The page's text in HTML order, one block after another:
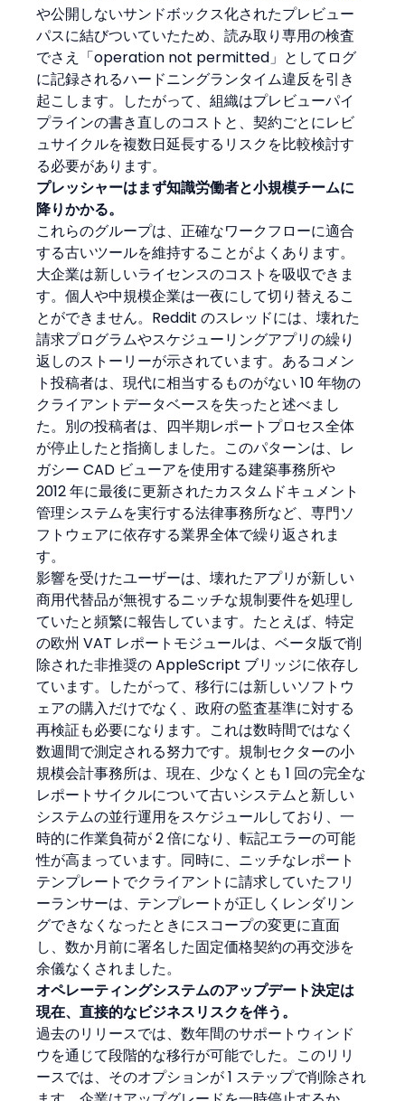
や公開しないサンドボックス化されたプレビュー
パスに結びついていたため、読み取り専用の検査
でさえ「operation not permitted」としてログ
に記録されるハードニングランタイム違反を引き
起こします。したがって、組織はプレビューパイ
プラインの書き直しのコストと、契約ごとにレビ
ュサイクルを複数日延長するリスクを比較検討す
る必要があります。
プレッシャーはまず知識労働者と小規模チームに
降りかかる。
これらのグループは、正確なワークフローに適合
する古いツールを維持することがよくあります。
大企業は新しいライセンスのコストを吸収できま
す。個人や中規模企業は一夜にして切り替えるこ
とができません。Reddit のスレッドには、壊れた
請求プログラムやスケジューリングアプリの繰り
返しのストーリーが示されています。あるコメン
ト投稿者は、現代に相当するものがない 10 年物の
クライアントデータベースを失ったと述べまし
た。別の投稿者は、四半期レポートプロセス全体
が停止したと指摘しました。このパターンは、レ
ガシー CAD ビューアを使用する建築事務所や
2012 年に最後に更新されたカスタムドキュメント
管理システムを実行する法律事務所など、専門ソ
フトウェアに依存する業界全体で繰り返されま
す。
影響を受けたユーザーは、壊れたアプリが新しい
商用代替品が無視するニッチな規制要件を処理し
ていたと頻繁に報告しています。たとえば、特定
の欧州 VAT レポートモジュールは、ベータ版で削
除された非推奨の AppleScript ブリッジに依存し
ています。したがって、移行には新しいソフトウ
ェアの購入だけでなく、政府の監査基準に対する
再検証も必要になります。これは数時間ではなく
数週間で測定される努力です。規制セクターの小
規模会計事務所は、現在、少なくとも 1 回の完全な
レポートサイクルについて古いシステムと新しい
システムの並行運用をスケジュールしており、一
時的に作業負荷が 2 倍になり、転記エラーの可能
性が高まっています。同時に、ニッチなレポート
テンプレートでクライアントに請求していたフリ
ーランサーは、テンプレートが正しくレンダリン
グできなくなったときにスコープの変更に直面
し、数か月前に署名した固定価格契約の再交渉を
余儀なくされました。
オペレーティングシステムのアップデート決定は
現在、直接的なビジネスリスクを伴う。
過去のリリースでは、数年間のサポートウィンド
ウを通じて段階的な移行が可能でした。このリリ
ースでは、そのオプションが 1 ステップで削除され